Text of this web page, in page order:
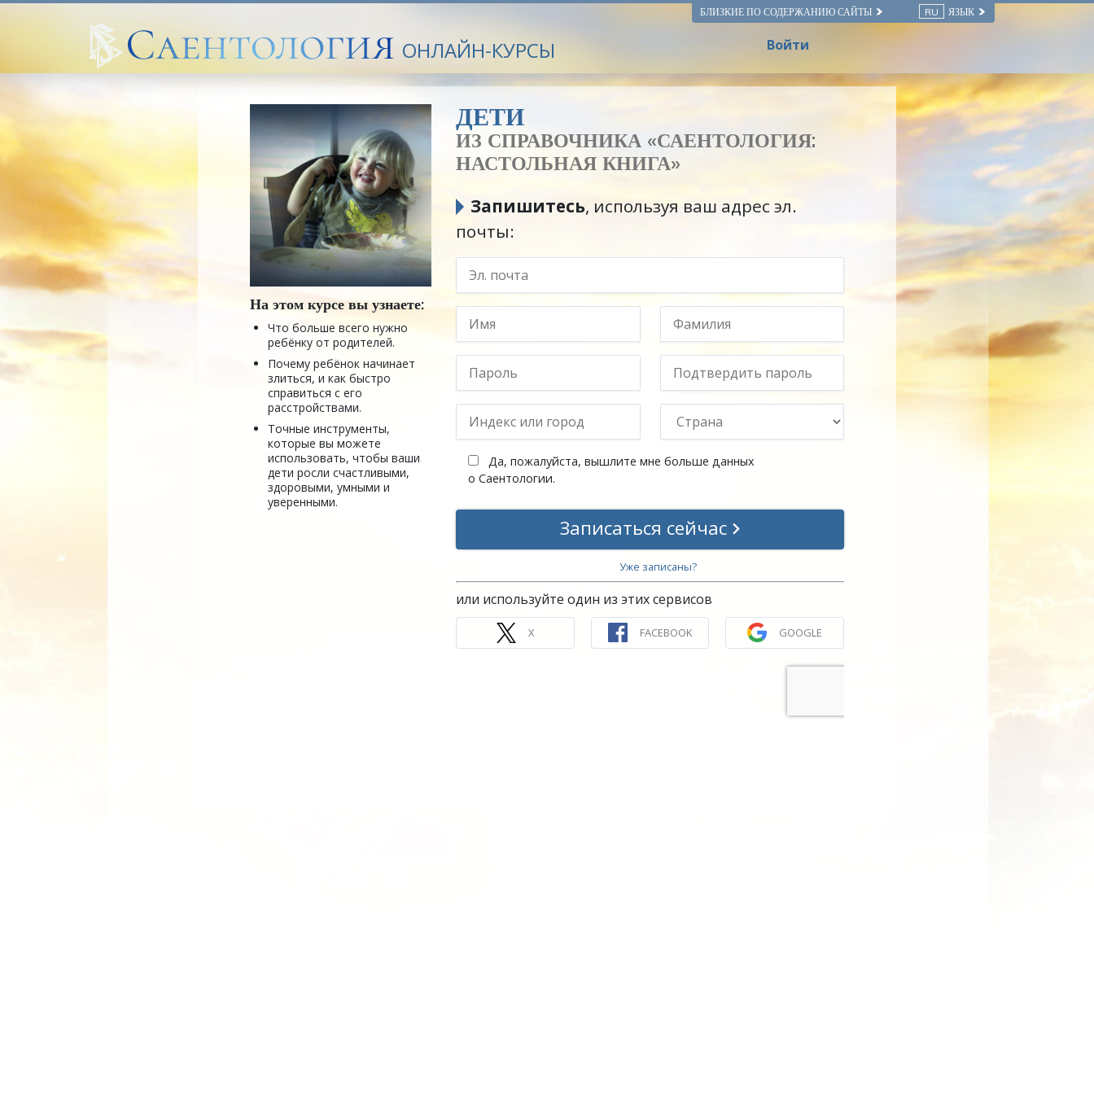
БЛИЗКИЕ ПО СОДЕРЖАНИЮ САЙТЫ RU ЯЗЫК
ОНЛАЙН-КУРСЫ Войти
ДЕТИ
ИЗ СПРАВОЧНИКА«САЕНТОЛОГИЯ:
НАСТОЛЬНАЯ КНИГА»
Запишитесь, используя ваш адрес эл.
почты:
Да, пожалуйста, вышлите мне больше данных
о Саентологии.
Записаться сейчас
Уже записаны?
или используйте один из этих сервисов
X FACEBOOK GOOGLE
На этом курсе вы узнаете:
Что больше всего нужно
ребёнку от родителей.
Почему ребёнок начинает
злиться, и как быстро
справиться с его
расстройствами.
Точные инструменты,
которые вы можете
использовать, чтобы ваши
дети росли счастливыми,
здоровыми, умными и
уверенными.